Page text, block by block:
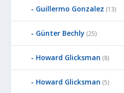
Guillermo Gonzalez (13)
Günter Bechly (25)
Howard Glicksman (8)
Howard Glicksman (5)